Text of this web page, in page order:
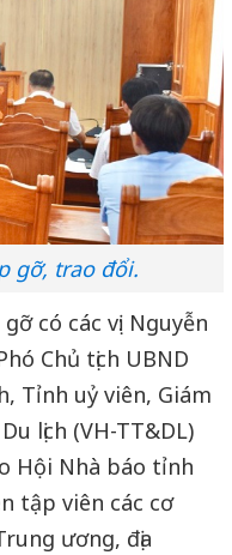
gỡ, trao đổi.
có các vị: Nguyễn
Chủ tịch UBND
Tỉnh uỷ viên, Giám
lịch (VH-TT&DL)
Hội Nhà báo tỉnh
tập viên các cơ
ương, địa